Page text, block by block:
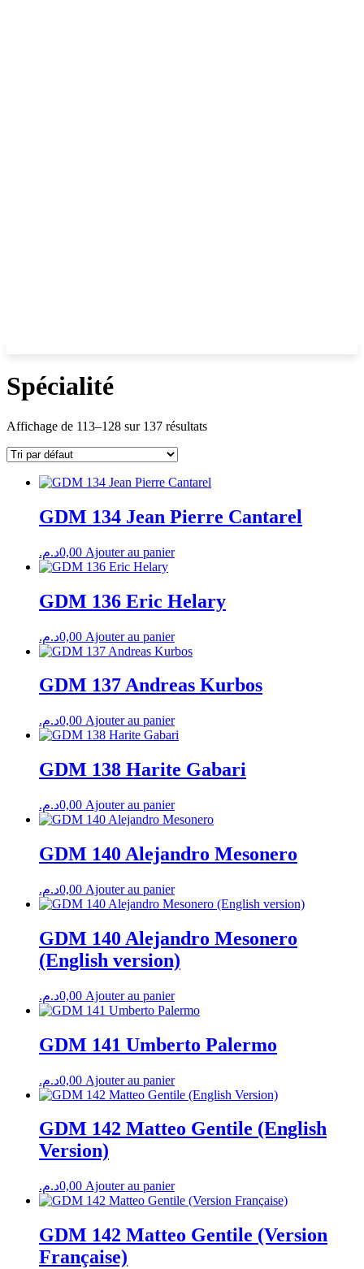
Spécialité
Affichage de 113–128 sur 137 résultats
GDM 134 Jean Pierre Cantarel
0,00د.م. Ajouter au panier
GDM 136 Eric Helary
0,00د.م. Ajouter au panier
GDM 137 Andreas Kurbos
0,00د.م. Ajouter au panier
GDM 138 Harite Gabari
0,00د.م. Ajouter au panier
GDM 140 Alejandro Mesonero
0,00د.م. Ajouter au panier
GDM 140 Alejandro Mesonero
(English version)
0,00د.م. Ajouter au panier
GDM 141 Umberto Palermo
0,00د.م. Ajouter au panier
GDM 142 Matteo Gentile (English
Version)
0,00د.م. Ajouter au panier
GDM 142 Matteo Gentile (Version
Française)